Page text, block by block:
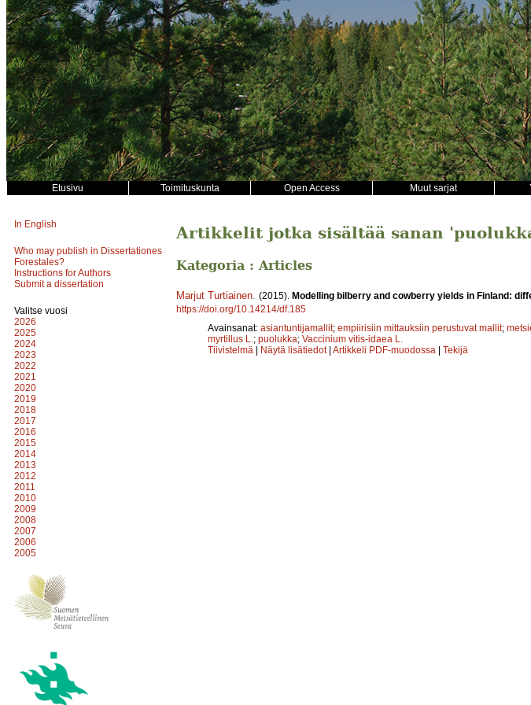
Etusivu Toimituskunta Open Access Muut sarjat
In English
Who may publish in Dissertationes
Forestales?
Instructions for Authors
Submit a dissertation
Valitse vuosi
2026
2025
2024
2023
2022
2021
2020
2019
2018
2017
2016
2015
2014
2013
2012
2011
2010
2009
2008
2007
2006
2005
Artikkelit jotka sisältää sanan
Kategoria : Articles
Marjut Turtiainen (2015). Modelling bilberry and cowberry yields in Finland:
https://doi.org/10.14214/df.185
Avainsanat: asiantuntijamallit; empiirisiin mittauksiin perustuvat mallit;
myrtillus L. ; puolukka; Vaccinium vitis-idaea L.
Tiivistelmä | Näytä lisätiedot | Artikkeli PDF-muodossa | Tekijä